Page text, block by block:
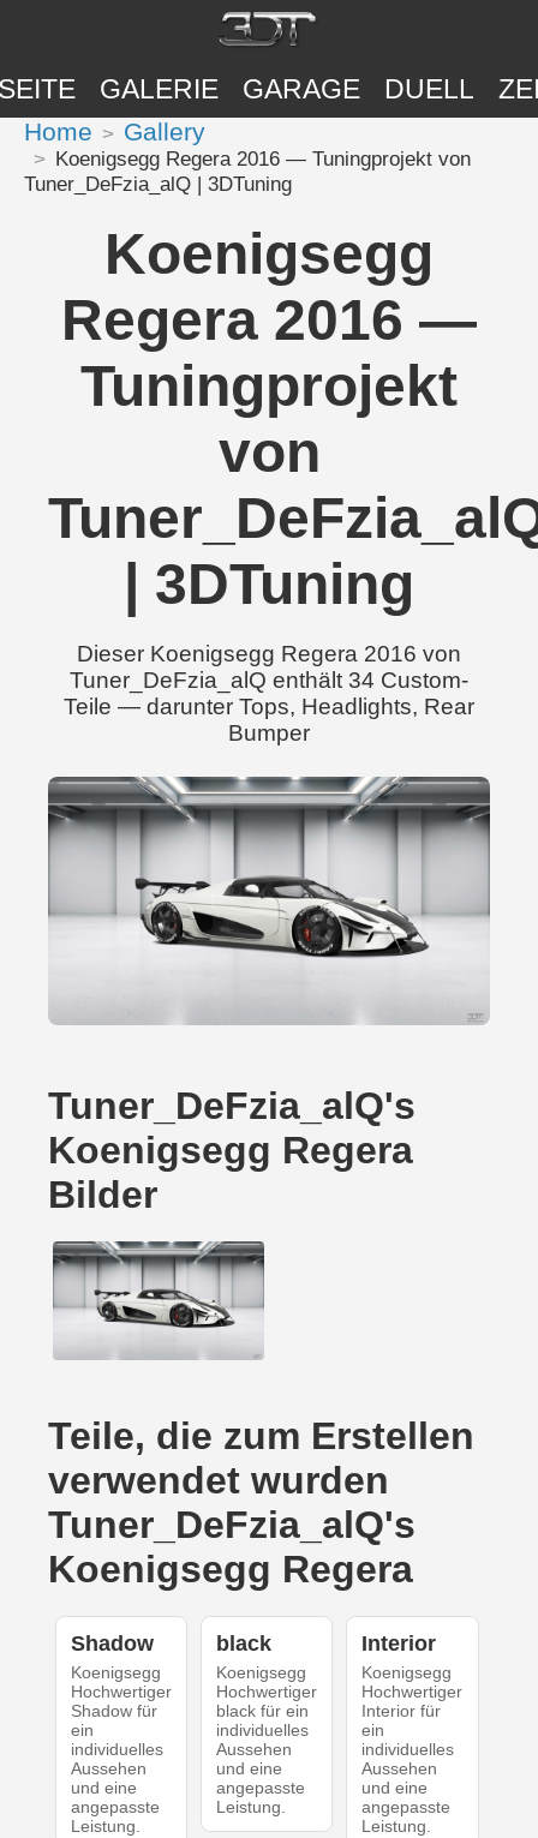
GALERIE GARAGE DUELL
Home Gallery
Koenigsegg Regera 2016 — Tuningprojekt von
Tuner_DeFzia_alQ | 3DTuning
Koenigsegg
Regera 2016 —
Tuningprojekt
von
| 3DTuning
Dieser Koenigsegg Regera 2016 von
Tuner_DeFzia_alQ enthält 34 Custom-
Teile — darunter Tops, Headlights, Rear
Bumper
Tuner_DeFzia_alQ's
Koenigsegg Regera
Bilder
Teile, die zum Erstellen
verwendet wurden
Tuner_DeFzia_alQ's
Koenigsegg Regera
Shadow
Koenigsegg
Hochwertiger
Shadow für
ein
individuelles
Aussehen
und eine
angepasste
Leistung.
black
Koenigsegg
Hochwertiger
black für ein
individuelles
Aussehen
und eine
angepasste
Leistung.
Interior
Koenigsegg
Hochwertiger
Interior für
ein
individuelles
Aussehen
und eine
angepasste
Leistung.